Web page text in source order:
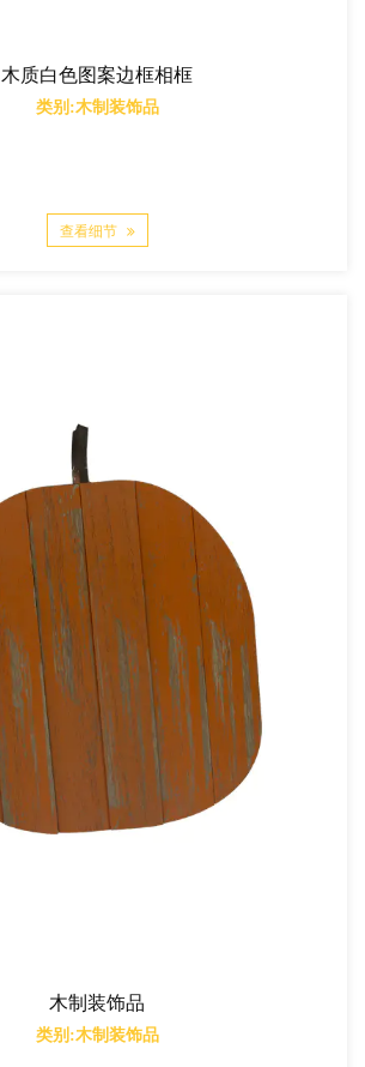
木质白色图案边框相框
类别:木制装饰品
查看细节
木制装饰品
类别:木制装饰品